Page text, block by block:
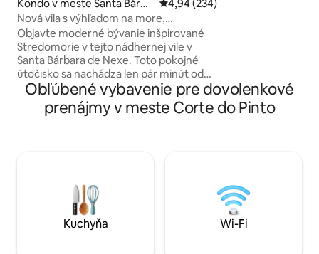
Kondo v meste Santa Bárba
ra de Nexe
Priemerné ohodnotenie 4,94 z
4,94 (234)
Nová vila s výhľadom na more,
vyhrievaný bazén, strešné vírivky
Objavte moderné bývanie inšpirované
Stredomorie v tejto nádhernej vile v
Santa Bárbara de Nexe. Toto pokojné
útočisko sa nachádza len pár minút od
letiska Faro a Almancilu a ponúka
vyhrievaný bazén, strešnú vírivku,
bezproblémové vnútorné a vonkajšie
turistickými chodníkmi, výhľadmi na
vidiek a prístupom na pláže, golfové
ihriská, nákupy a reštaurácie. Pošlite
nám správu!
bazén a rodinná
mohli spomaliť a
Obľúbené vybavenie pre dovolenkové
prenájmy v meste Corte do Pinto
Kuchyňa Wi-Fi